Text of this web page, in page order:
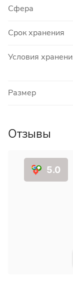
Сфера
Срок хранения
Условия
Размер
Отзывы
5.0